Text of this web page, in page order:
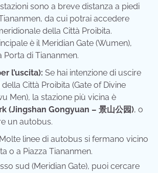
sono a breve distanza a piedi
da cui potrai accedere
della Città Proibita.
è il Meridian Gate (Wumen),
Porta di Tiananmen.
l’uscita): Se hai intenzione di uscire
Città Proibita (Gate of Divine
Men), la stazione più vicina è
(Jingshan Gongyuan – 景山公园), o
un autobus.
Molte linee di autobus si fermano vicino
o a Piazza Tiananmen.
sud (Meridian Gate), puoi cercare